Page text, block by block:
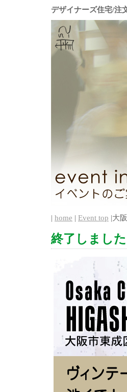
デザイナーズ住宅/注
| home | Event top |大
終了しました